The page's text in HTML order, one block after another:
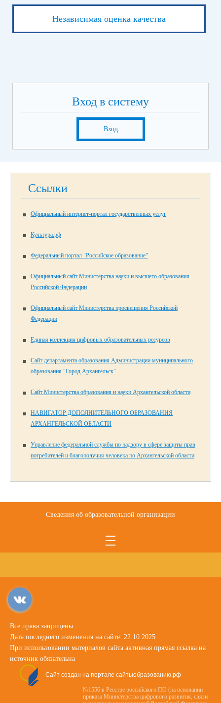
Независимая оценка качества
Вход в систему
Вход
Ссылки
Официальный интернет-портал государственных услуг
Культура.рф
Федеральный портал "Российское образование"
Официальный сайт Министерства науки и высшего образования
Российской Федерации
Официальный сайт Министерства просвещения Российской
Федерации
Единая коллекция цифровых образовательных ресурсов
Сайт департамента образования Администрации муниципального
образования "Город Архангельск"
Сайт Министерства образования и науки Архангельской области
НАВИГАТОР ДОПОЛНИТЕЛЬНОГО ОБРАЗОВАНИЯ
АРХАНГЕЛЬСКОЙ ОБЛАСТИ
Управление федеральной службы по надзору в сфере защиты прав
потребителей и благополучия человека по Архангельской области
Сведения об образовательной организации
Все права защищены.
Дата последнего изменения на сайте: 22.10.2025
При использовании материалов сайта активная прямая ссылка на
источник обязательна
Сайт создан на портале сайтыобразованию.рф
№1556 в Реестре российского ПО (на основании
приказа Министерства цифрового развития, связи